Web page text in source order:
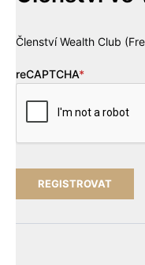
Členství Wealth Club
reCAPTCHA*